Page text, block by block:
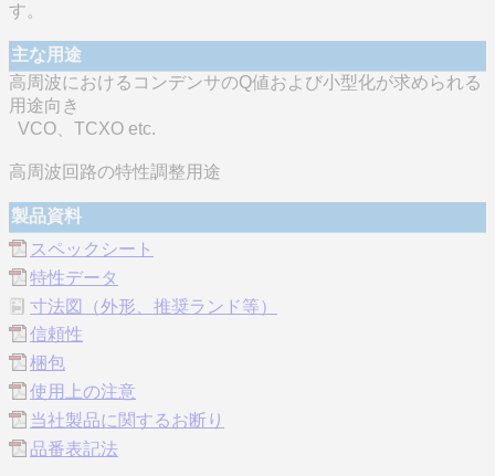
す。
主な用途
高周波におけるコンデンサのQ値および小型化が求められる
用途向き
VCO、TCXO etc.
高周波回路の特性調整用途
製品資料
スペックシート
特性データ
寸法図（外形、推奨ランド等）
信頼性
梱包
使用上の注意
当社製品に関するお断り
品番表記法